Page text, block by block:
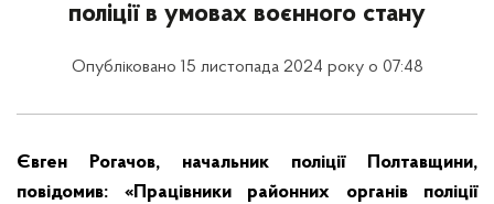
поліції в умовах воєнного стану
Опубліковано 15 листопада 2024 року о 07:48
Євген Рогачов, начальник поліції Полтавщини,
повідомив: «Працівники районних органів поліції